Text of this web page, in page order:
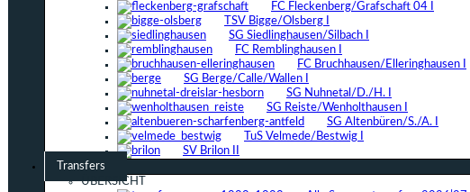
FC Fleckenberg/Grafschaft 04 I
TSV Bigge/Olsberg I
SG Siedlinghausen/Silbach I
FC Remblinghausen I
FC Bruchhausen/Elleringhausen I
SG Berge/Calle/Wallen I
SG Nuhnetal/D./H. I
SG Reiste/Wenholthausen I
SG Altenbüren/S./A. I
TuS Velmede/Bestwig I
SV Brilon II
Transfers
ÜBERSICHT